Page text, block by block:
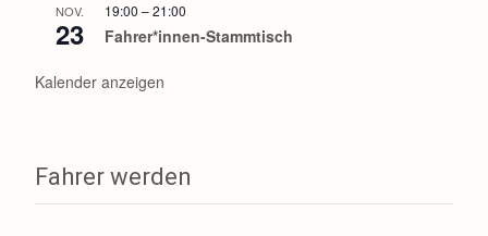
NOV.
23
19:00 –21:00
Fahrer*innen-Stammtisch
Kalender anzeigen
Fahrer werden